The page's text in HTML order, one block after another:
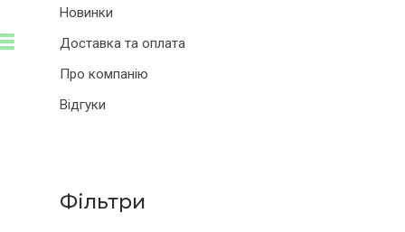
Новинки
Доставка та оплата
Про компанію
Відгуки
Фільтри